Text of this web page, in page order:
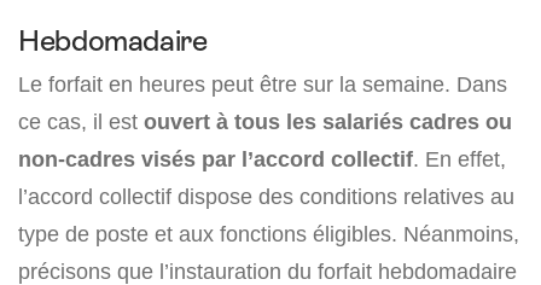
Hebdomadaire
Le forfait en heures peut être sur la semaine. Dans
ce cas, il est ouvert à tous les salariés cadres ou
non-cadres visés par l’accord collectif. En effet,
l’accord collectif dispose des conditions relatives au
type de poste et aux fonctions éligibles. Néanmoins,
précisons que l’instauration du forfait hebdomadaire